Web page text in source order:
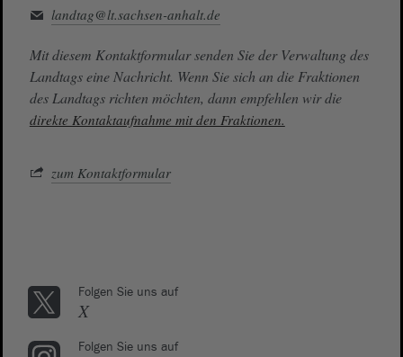
landtag@lt.sachsen-anhalt.de
Mit diesem Kontaktformular senden Sie der Verwaltung des
Landtags eine Nachricht. Wenn Sie sich an die Fraktionen
des Landtags richten möchten, dann empfehlen wir die
direkte Kontaktaufnahme mit den Fraktionen.
zum Kontaktformular
Folgen Sie uns auf
X
Folgen Sie uns auf